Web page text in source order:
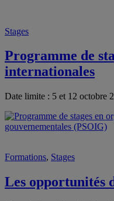
Stages
Programme de
internationales
Date limite : 5 et 12 octobre
Formations, Stages
Les opportunités